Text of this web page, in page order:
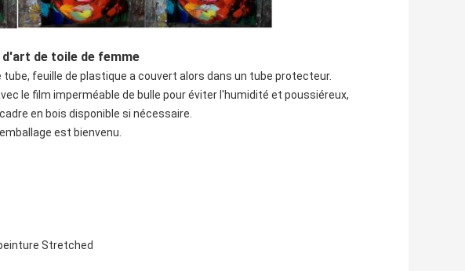
d'art de toile de femme
feuille de plastique a couvert alors dans un tube protecteur.
le film imperméable de bulle pour éviter l'humidité et poussiéreux,
en bois disponible si nécessaire.
est bienvenu.
Stretched